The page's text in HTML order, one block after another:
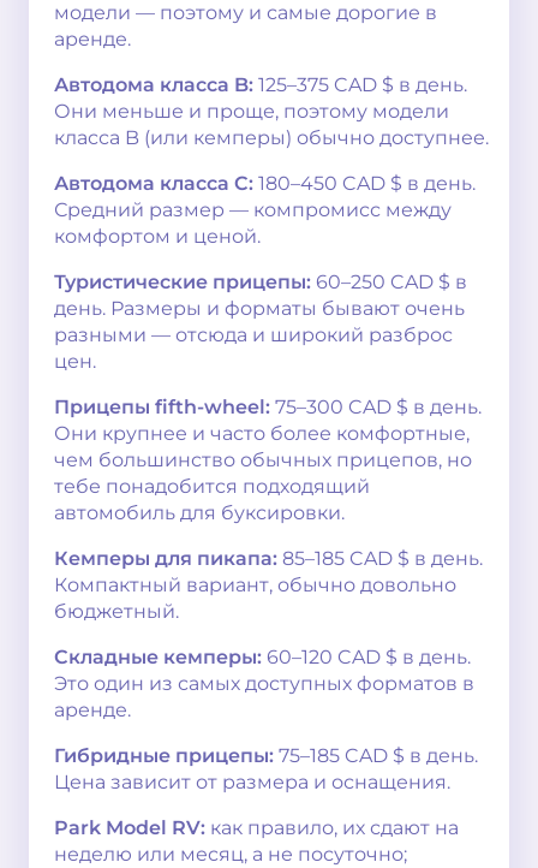
модели — поэтому и самые дорогие в
аренде.
Автодома класса B: 125–375 CAD $ в день.
Они меньше и проще, поэтому модели
класса B (или кемперы) обычно доступнее.
Автодома класса C: 180–450 CAD $ в день.
Средний размер — компромисс между
комфортом и ценой.
Туристические прицепы: 60–250 CAD $ в
день. Размеры и форматы бывают очень
разными — отсюда и широкий разброс
цен.
Прицепы fifth-wheel: 75–300 CAD $ в день.
Они крупнее и часто более комфортные,
чем большинство обычных прицепов, но
тебе понадобится подходящий
автомобиль для буксировки.
Кемперы для пикапа: 85–185 CAD $ в день.
Компактный вариант, обычно довольно
бюджетный.
Складные кемперы: 60–120 CAD $ в день.
Это один из самых доступных форматов в
аренде.
Гибридные прицепы: 75–185 CAD $ в день.
Цена зависит от размера и оснащения.
Park Model RV: как правило, их сдают на
неделю или месяц, а не посуточно;